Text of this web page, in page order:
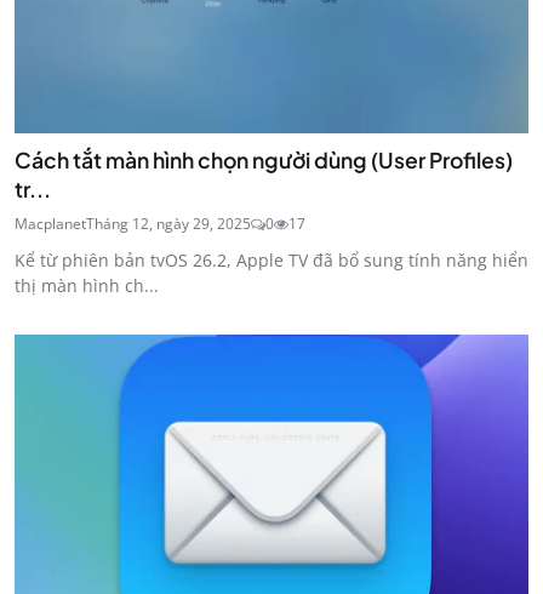
Cách tắt màn hình chọn người dùng (User Profiles)
tr...
MacplanetTháng 12, ngày 29, 2025 0 17
Kể từ phiên bản tvOS 26.2, Apple TV đã bổ sung tính năng hiển
thị màn hình ch...